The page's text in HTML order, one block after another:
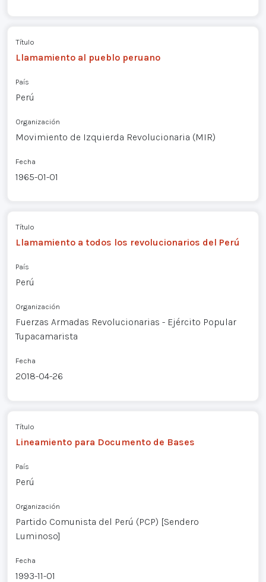
Título
Llamamiento al pueblo peruano
País
Perú
Organización
Movimiento de Izquierda Revolucionaria (MIR)
Fecha
1965-01-01
Título
Llamamiento a todos los revolucionarios del Perú
País
Perú
Organización
Fuerzas Armadas Revolucionarias - Ejército Popular
Tupacamarista
Fecha
2018-04-26
Título
Lineamiento para Documento de Bases
País
Perú
Organización
Partido Comunista del Perú (PCP) [Sendero
Luminoso]
Fecha
1993-11-01